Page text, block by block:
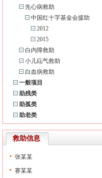
先心病救助
中国红十字基金会援助
2012
2015
白内障救助
小儿疝气救助
白血病救助
一般项目
助残类
助孤类
助老类
救助信息
张某某
赛某某